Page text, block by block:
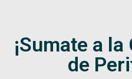
¡Sumate a
de